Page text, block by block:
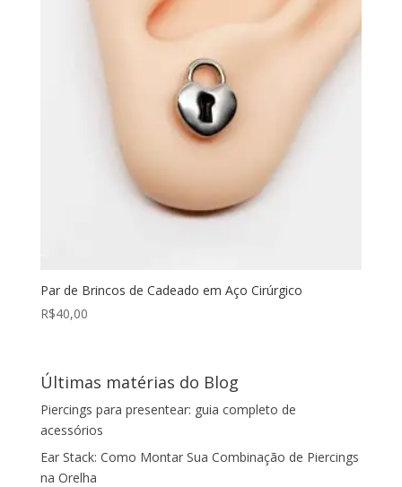
Par de Brincos de Cadeado em Aço Cirúrgico
R$40,00
Últimas matérias do Blog
Piercings para presentear: guia completo de
acessórios
Ear Stack: Como Montar Sua Combinação de Piercings
na Orelha